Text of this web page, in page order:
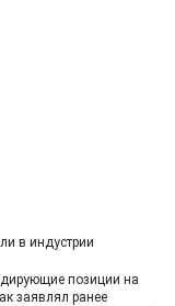
в индустрии
позиции на
заявлял ранее